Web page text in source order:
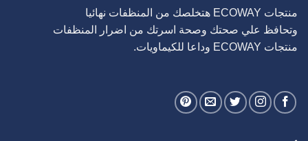
منتجات ECOWAY هتخلصك من المنظفات نهائيا
وتحافظ علي صحتك وصحة اسرتك من اضرار المنظفات
منتجات ECOWAY وداعا للكيماويات.